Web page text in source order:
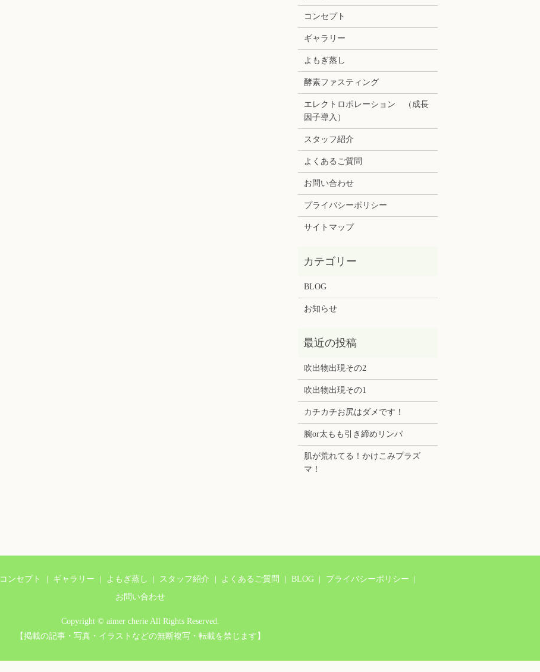
コンセプト
ギャラリー
よもぎ蒸し
酵素ファスティング
エレクトロポレーション （成長
因子導入）
スタッフ紹介
よくあるご質問
お問い合わせ
プライバシーポリシー
サイトマップ
BLOG
お知らせ
吹出物出現その2
吹出物出現その1
カチカチお尻はダメです！
腕or太もも引き締めリンパ
肌が荒れてる！かけこみプラズ
マ！
コンセプト ギャラリー よもぎ蒸し スタッフ紹介 よくあるご質問 BLOG
プライバシーポリシー
お問い合わせ
Copyright © aimer cherie All Rights Reserved.
【掲載の記事・写真・イラストなどの無断複写・転載を禁じます】